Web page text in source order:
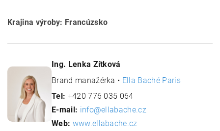
Krajina výroby: Francúzsko
Ing. Lenka Zítková
Brand manažérka • Ella Baché Paris
Tel: +420 776 035 064
E-mail: info@ellabache.cz
Web: www.ellabache.cz